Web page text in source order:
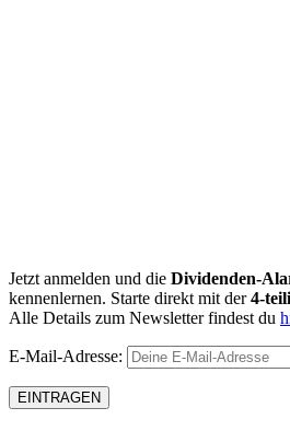
Jetzt anmelden und die Dividenden-
kennenlernen. Starte direkt mit der4-
Alle Details zum Newsletter findest du
E-Mail-Adresse: